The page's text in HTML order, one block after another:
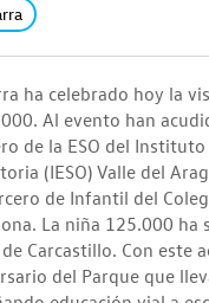
ha celebrado hoy la
Al evento han
de la ESO del Instituto
(IESO) Valle del
de Infantil del
La niña 125.000 ha
Carcastillo. Con este
del Parque que